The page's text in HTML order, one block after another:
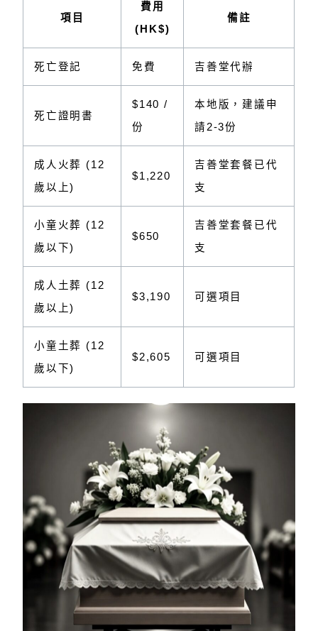
項目
費用
(HK$)
備註
死亡登記 免費 吉善堂代辦
死亡證明書
$140 /
份
本地版，建議申
請2-3份
成人火葬 (12
歲以上)
$1,220
吉善堂套餐已代
支
小童火葬 (12
歲以下)
$650
吉善堂套餐已代
支
成人土葬 (12
歲以上)
$3,190 可選項目
小童土葬 (12
歲以下)
$2,605 可選項目